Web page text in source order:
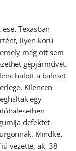
eset Texasban
ilyen korú
még ott sem
gépjárművet.
halott a baleset
Kilencen
egy
defektet
Mindkét
vezette, aki 38